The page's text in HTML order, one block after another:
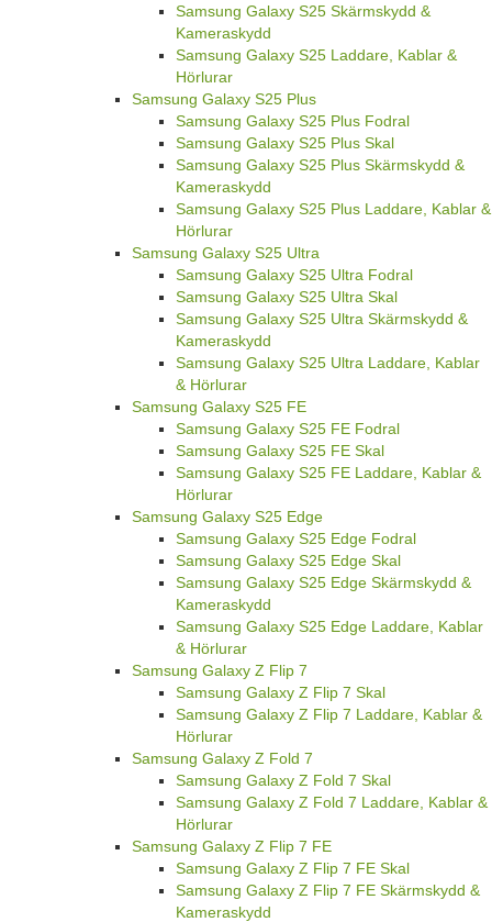
Samsung Galaxy S25 Skärmskydd &
Kameraskydd
Samsung Galaxy S25 Laddare, Kablar &
Hörlurar
Samsung Galaxy S25 Plus
Samsung Galaxy S25 Plus Fodral
Samsung Galaxy S25 Plus Skal
Samsung Galaxy S25 Plus Skärmskydd &
Kameraskydd
Samsung Galaxy S25 Plus Laddare, Kablar &
Hörlurar
Samsung Galaxy S25 Ultra
Samsung Galaxy S25 Ultra Fodral
Samsung Galaxy S25 Ultra Skal
Samsung Galaxy S25 Ultra Skärmskydd &
Kameraskydd
Samsung Galaxy S25 Ultra Laddare, Kablar
& Hörlurar
Samsung Galaxy S25 FE
Samsung Galaxy S25 FE Fodral
Samsung Galaxy S25 FE Skal
Samsung Galaxy S25 FE Laddare, Kablar &
Hörlurar
Samsung Galaxy S25 Edge
Samsung Galaxy S25 Edge Fodral
Samsung Galaxy S25 Edge Skal
Samsung Galaxy S25 Edge Skärmskydd &
Kameraskydd
Samsung Galaxy S25 Edge Laddare, Kablar
& Hörlurar
Samsung Galaxy Z Flip 7
Samsung Galaxy Z Flip 7 Skal
Samsung Galaxy Z Flip 7 Laddare, Kablar &
Hörlurar
Samsung Galaxy Z Fold 7
Samsung Galaxy Z Fold 7 Skal
Samsung Galaxy Z Fold 7 Laddare, Kablar &
Hörlurar
Samsung Galaxy Z Flip 7 FE
Samsung Galaxy Z Flip 7 FE Skal
Samsung Galaxy Z Flip 7 FE Skärmskydd &
Kameraskydd